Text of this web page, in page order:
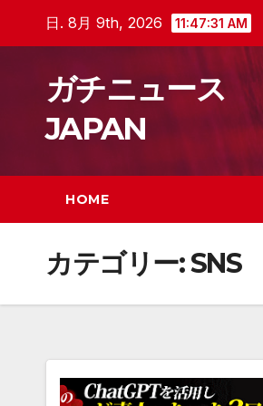
日. 8月 9th, 2026 11:47:32 AM
ガチニュース
JAPAN
HOME
カテゴリー:SNS